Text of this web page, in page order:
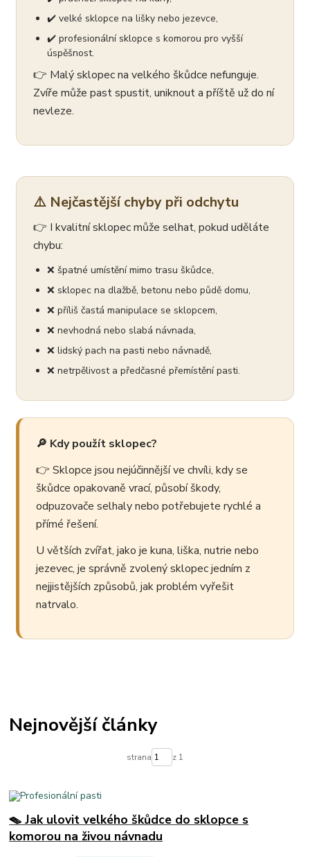
✔️ velké sklopce na lišky nebo jezevce,
✔️ profesionální sklopce s komorou pro vyšší
úspěšnost.
👉 Malý sklopec na velkého škůdce nefunguje.
Zvíře může past spustit, uniknout a příště už do ní
nevleze.
⚠️ Nejčastější chyby při odchytu
👉 I kvalitní sklopec může selhat, pokud uděláte
chybu:
❌ špatné umístění mimo trasu škůdce,
❌ sklopec na dlažbě, betonu nebo půdě domu,
❌ příliš častá manipulace se sklopcem,
❌ nevhodná nebo slabá návnada,
❌ lidský pach na pasti nebo návnadě,
❌ netrpělivost a předčasné přemístění pasti.
🔎 Kdy použít sklopec?
👉 Sklopce jsou nejúčinnější ve chvíli, kdy se
škůdce opakovaně vrací, působí škody,
odpuzovače selhaly nebo potřebujete rychlé a
přímé řešení.
U větších zvířat, jako je kuna, liška, nutrie nebo
jezevec, je správně zvolený sklopec jedním z
nejjistějších způsobů, jak problém vyřešit
natrvalo.
Nejnovější články
strana z 1
🪤 Jak ulovit velkého škůdce do sklopce s
komorou na živou návnadu